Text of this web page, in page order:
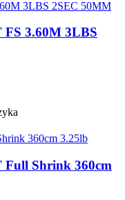
3.60M 3LBS
Full Shrink 360cm